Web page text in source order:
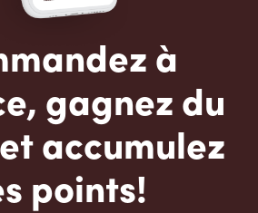
à
gagnez du
accumulez
points!